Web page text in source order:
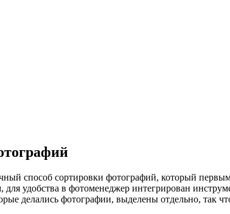
способ сортировки фотографий, который
для удобства в фотоменеджер интегрирован
делались фотографии, выделены отдельно, так